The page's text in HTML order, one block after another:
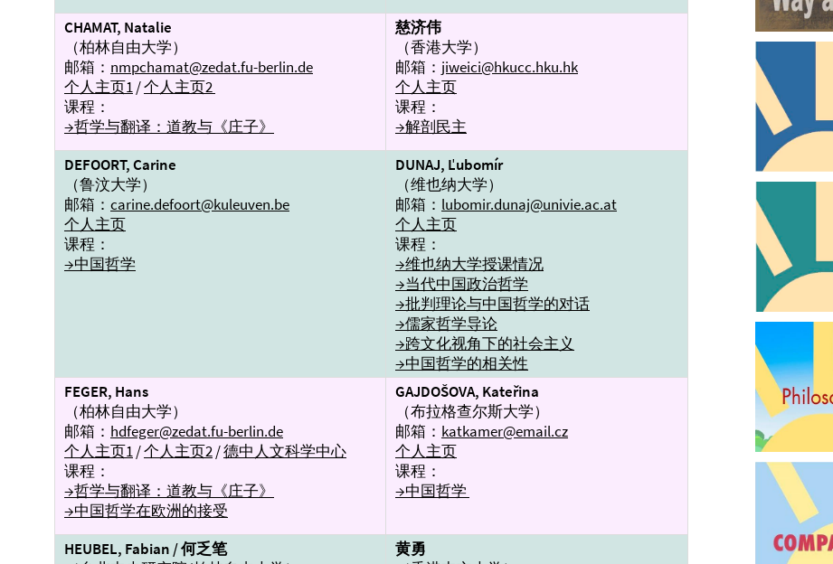
CHAMAT, Natalie
（柏林自由大学）
邮箱： nmpchamat@zedat.fu-berlin.de
个人主页1/个人主页2
课程：
→哲学与翻译：道教与《庄子》
慈济伟
（香港大学）
邮箱： jiweici@hkucc.hku.hk
个人主页
课程：
→解剖民主
DEFOORT, Carine
（鲁汶大学）
邮箱： carine.defoort@kuleuven.be
个人主页
课程：
→中国哲学
DUNAJ, Ľubomír
（维也纳大学）
邮箱： lubomir.dunaj@univie.ac.at
个人主页
课程：
→维也纳大学授课情况
→当代中国政治哲学
→批判理论与中国哲学的对话
→儒家哲学导论
→跨文化视角下的社会主义
→中国哲学的相关性
FEGER, Hans
（柏林自由大学）
邮箱： hdfeger@zedat.fu-berlin.de
个人主页1/个人主页2/德中人文科学中心
课程：
→哲学与翻译：道教与《庄子》
→中国哲学在欧洲的接受
GAJDOŠOVA, Kateřina
（布拉格查尔斯大学）
邮箱： katkamer@email.cz
个人主页
课程：
→中国哲学
HEUBEL, Fabian / 何乏笔
黄勇